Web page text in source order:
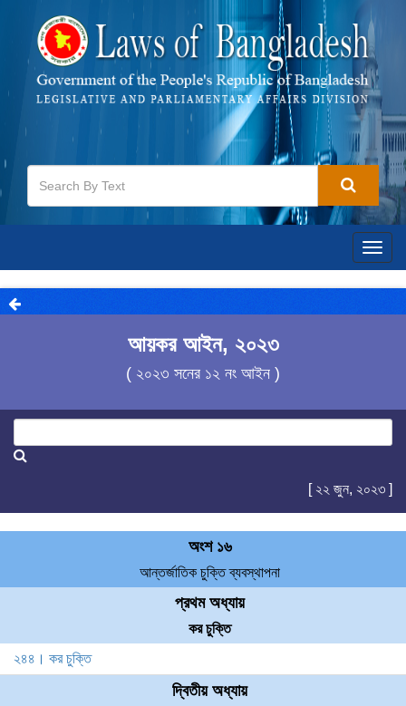
আয়কর আইন, ২০২৩
( ২০২৩ সনের ১২ নং আইন )
[ ২২ জুন, ২০২৩ ]
অংশ ১৬
আন্তর্জাতিক চুক্তি ব্যবস্থাপনা
প্রথম অধ্যায়
কর চুক্তি
২৪৪। কর চুক্তি
দ্বিতীয় অধ্যায়